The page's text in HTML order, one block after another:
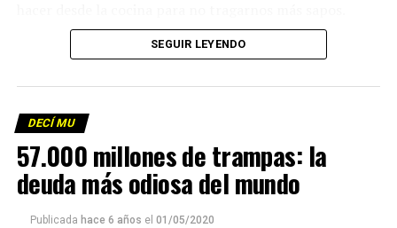
(Escuchá el programa completo).
Foto: Martina Perosa
Descargar el programa
La reproducción de este programa es libre. Sólo tenés
que mandar un mail ainfolavaca@yahoo.com.ar
emitir todos los programas de Decí MU
SEGUIR LEYENDO
DECÍ MU
57.000 millones de trampas: la
deuda más odiosa del mundo
Publicada hace 6 años el 01/05/2020